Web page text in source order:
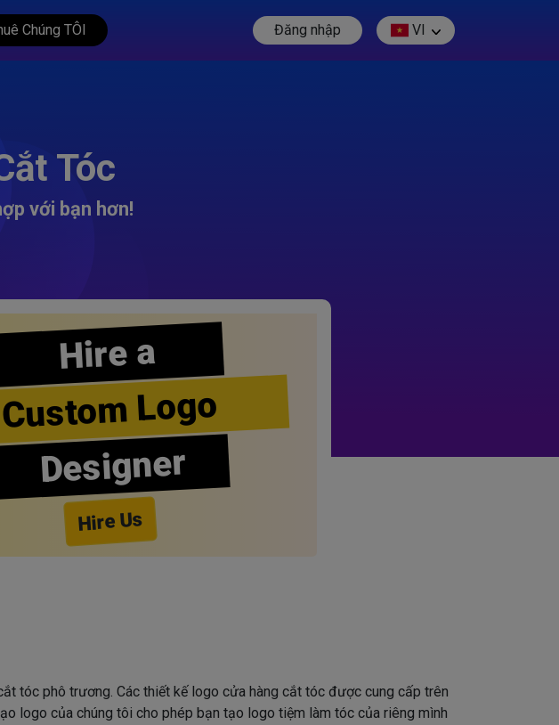
Chúng TÔI Đăng nhập VI
Tóc
với bạn hơn!
Hire a
Custom Logo
Designer
Hire Us
tóc phô trương. Các thiết kế logo cửa hàng cắt tóc được cung cấp trên
logo của chúng tôi cho phép bạn tạo logo tiệm làm tóc của riêng mình